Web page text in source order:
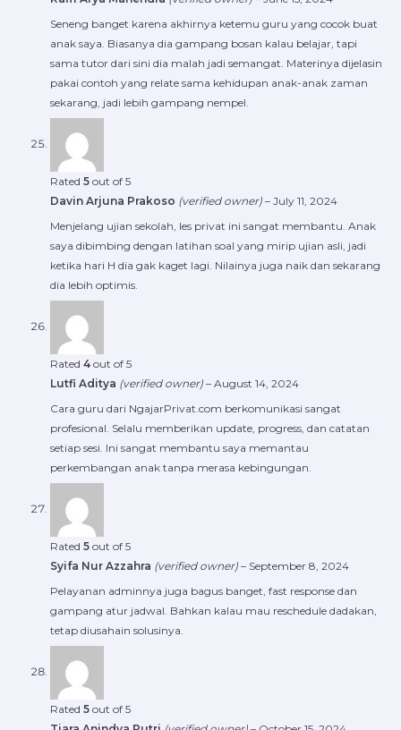
Seneng banget karena akhirnya ketemu guru yang cocok buat
anak saya. Biasanya dia gampang bosan kalau belajar, tapi
sama tutor dari sini dia malah jadi semangat. Materinya dijelasin
pakai contoh yang relate sama kehidupan anak-anak zaman
sekarang, jadi lebih gampang nempel.
Rated 5 out of 5
Davin Arjuna Prakoso (verified owner) – July 11, 2024
Menjelang ujian sekolah, les privat ini sangat membantu. Anak
saya dibimbing dengan latihan soal yang mirip ujian asli, jadi
ketika hari H dia gak kaget lagi. Nilainya juga naik dan sekarang
dia lebih optimis.
Rated 4 out of 5
Lutfi Aditya (verified owner) – August 14, 2024
Cara guru dari NgajarPrivat.com berkomunikasi sangat
profesional. Selalu memberikan update, progress, dan catatan
setiap sesi. Ini sangat membantu saya memantau
perkembangan anak tanpa merasa kebingungan.
Rated 5 out of 5
Syifa Nur Azzahra (verified owner) – September 8, 2024
Pelayanan adminnya juga bagus banget, fast response dan
gampang atur jadwal. Bahkan kalau mau reschedule dadakan,
tetap diusahain solusinya.
Rated 5 out of 5